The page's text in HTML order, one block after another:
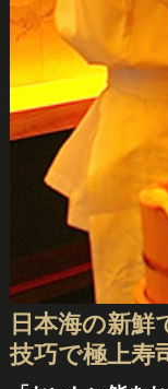
日本海の新
技巧で極上寿